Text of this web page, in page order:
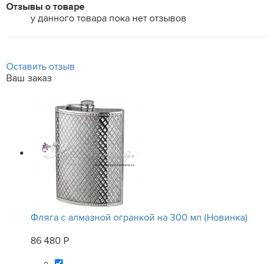
Отзывы о товаре
у данного товара пока нет отзывов
Оставить отзыв
Ваш заказ
Фляга с алмазной огранкой на 300 мл (Новинка)
86 480 Р